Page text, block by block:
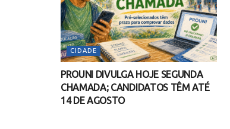
CIDADE
PROUNI DIVULGA HOJE SEGUNDA
CHAMADA; CANDIDATOS TÊM ATÉ
14 DE AGOSTO